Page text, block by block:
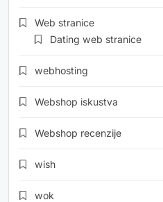
Web stranice
Dating web stranice
webhosting
Webshop iskustva
Webshop recenzije
wish
wok